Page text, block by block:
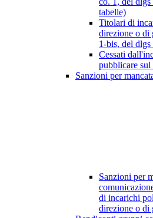
tabelle)
Titolari di
direzione o di
1-bis, del
Cessati
pubblicare
Sanzioni per
Sanzioni per
di incarichi
direzione o di